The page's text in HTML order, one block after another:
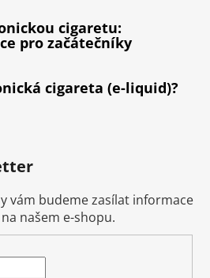
cigaretu:
pro začátečníky
cigareta (e-liquid)?
vám budeme zasílat informace
našem e-shopu.